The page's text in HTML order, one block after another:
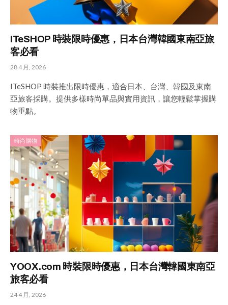
ITeSHOP 時裝限時優惠，日本台灣韓國東南亞旅
客必看
28 4 月, 2026
ITeSHOP 時裝推出限時優惠，適合日本、台灣、韓國及東南
亞旅客採購。提供多樣時尚單品與實用資訊，讓您輕鬆掌握購
物重點。
時尚購物
YOOX.com 時裝限時優惠，日本台灣韓國東南亞
旅客必看
24 4 月, 2026